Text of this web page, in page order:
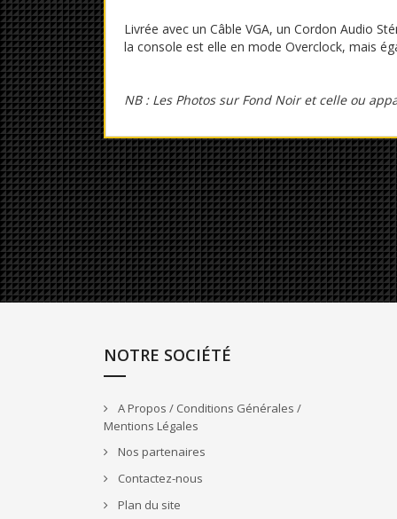
Livrée avec un Câble VGA, un Cordon Audio
la console est elle en mode Overclock, mais
NB : Les Photos sur Fond Noir et celle ou
NOTRE SOCIÉTÉ
A Propos / Conditions Générales /
Mentions Légales
Nos partenaires
Contactez-nous
Plan du site